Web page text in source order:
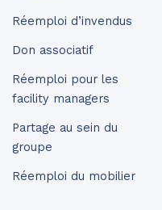
Réemploi d’invendus
Don associatif
Réemploi pour les
facility managers
Partage au sein du
groupe
Réemploi du mobilier